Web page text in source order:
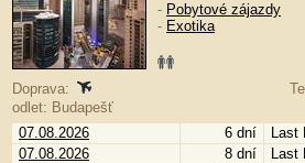
- Pobytové zájazdy
- Exotika
Doprava:
odlet: Budapešť
07.08.2026
6 dní
Last
07.08.2026
8 dní
Last